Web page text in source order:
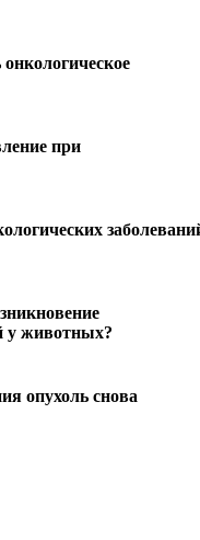
при
у животных?
опухоль снова